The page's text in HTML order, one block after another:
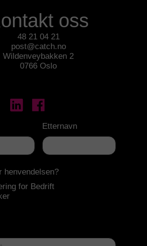
Etternavn
henvendelsen?
for Bedrift
oss
48 21 04 21
post@catch.no
Wildenveybakken 2
0766 Oslo